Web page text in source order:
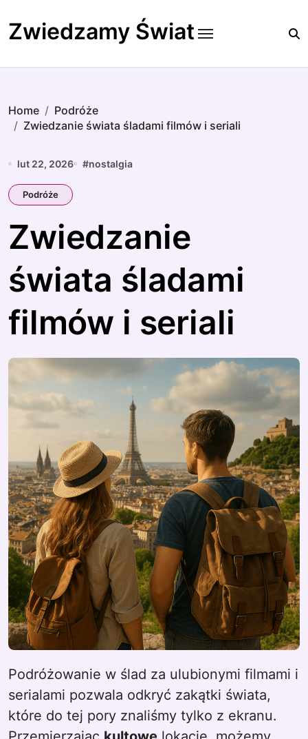
to
content
Zwiedzamy Świat
Home
Podróże
Zwiedzanie świata śladami filmów i seriali
lut 22, 2026 #nostalgia
Podróże
Zwiedzanie
świata śladami
filmów i seriali
Podróżowanie w ślad za ulubionymi filmami i
serialami pozwala odkryć zakątki świata,
które do tej pory znaliśmy tylko z ekranu.